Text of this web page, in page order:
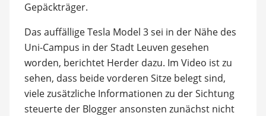
Gepäckträger.
Das auffällige Tesla Model 3 sei in der Nähe des
Uni-Campus in der Stadt Leuven gesehen
worden, berichtet Herder dazu. Im Video ist zu
sehen, dass beide vorderen Sitze belegt sind,
viele zusätzliche Informationen zu der Sichtung
steuerte der Blogger ansonsten zunächst nicht